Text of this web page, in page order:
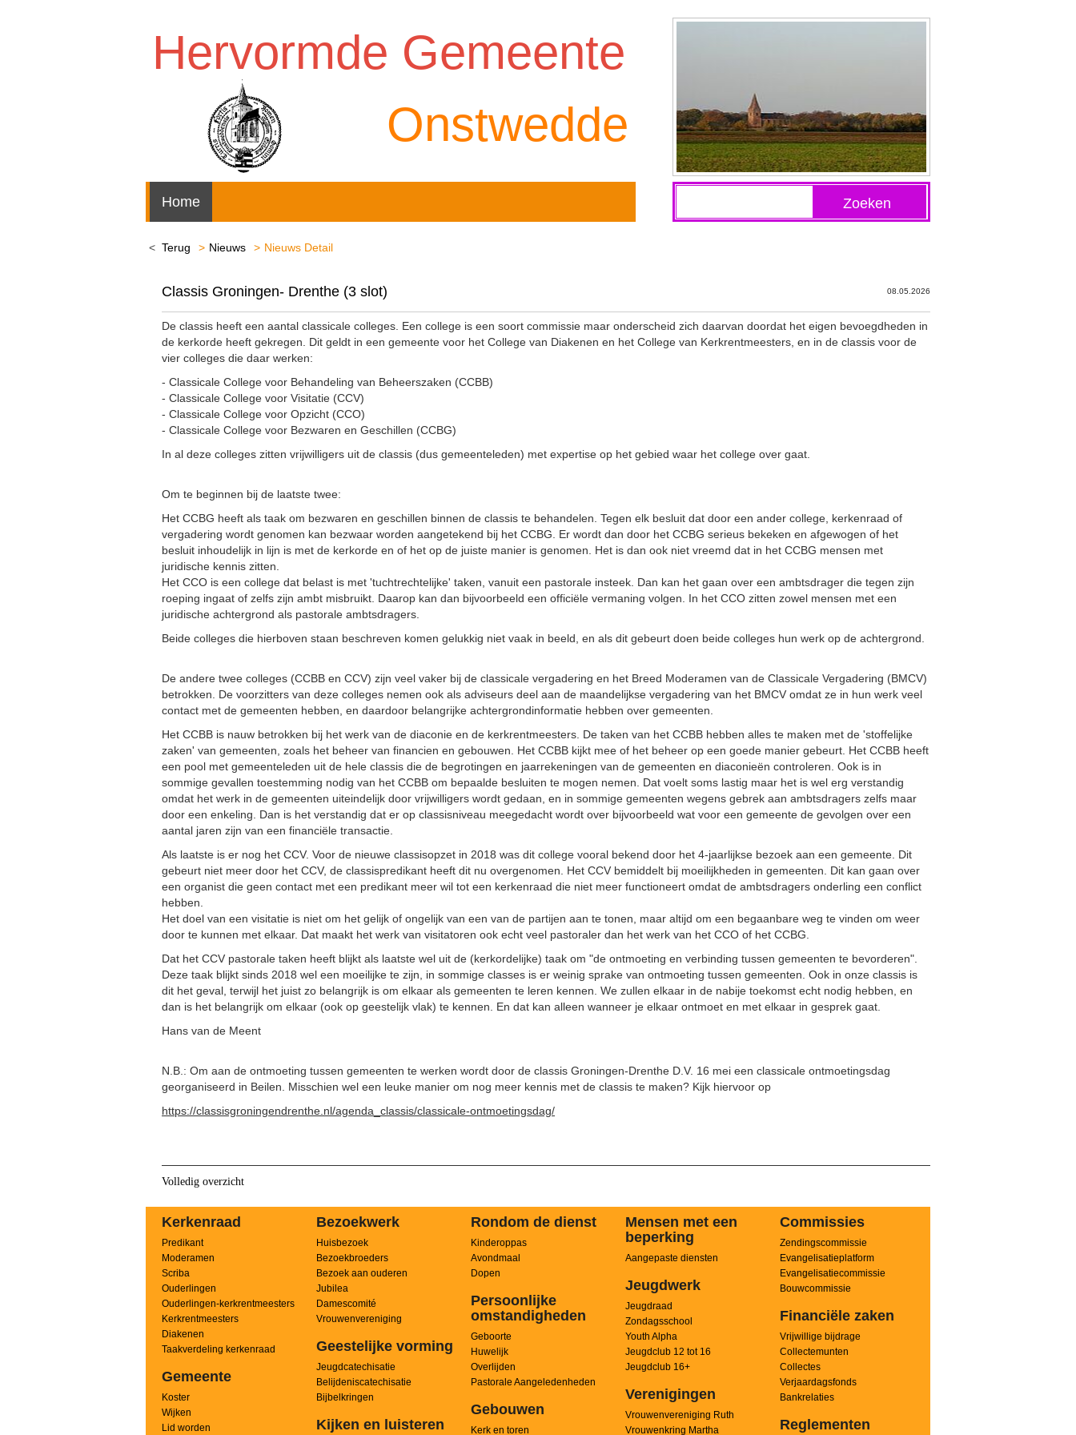
Hervormde Gemeente
Onstwedde
Zoeken
Home
Terug Nieuws Nieuws Detail
Classis Groningen- Drenthe (3 slot) 08.05.2026
De classis heeft een aantal classicale colleges. Een college is een soort commissie maar onderscheid zich daarvan doordat het eigen bevoegdheden in
de kerkorde heeft gekregen. Dit geldt in een gemeente voor het College van Diakenen en het College van Kerkrentmeesters, en in de classis voor de
vier colleges die daar werken:
- Classicale College voor Behandeling van Beheerszaken (CCBB)
- Classicale College voor Visitatie (CCV)
- Classicale College voor Opzicht (CCO)
- Classicale College voor Bezwaren en Geschillen (CCBG)
In al deze colleges zitten vrijwilligers uit de classis (dus gemeenteleden) met expertise op het gebied waar het college over gaat.
Om te beginnen bij de laatste twee:
Het CCBG heeft als taak om bezwaren en geschillen binnen de classis te behandelen. Tegen elk besluit dat door een ander college, kerkenraad of
vergadering wordt genomen kan bezwaar worden aangetekend bij het CCBG. Er wordt dan door het CCBG serieus bekeken en afgewogen of het
besluit inhoudelijk in lijn is met de kerkorde en of het op de juiste manier is genomen. Het is dan ook niet vreemd dat in het CCBG mensen met
juridische kennis zitten.
Het CCO is een college dat belast is met 'tuchtrechtelijke' taken, vanuit een pastorale insteek. Dan kan het gaan over een ambtsdrager die tegen zijn
roeping ingaat of zelfs zijn ambt misbruikt. Daarop kan dan bijvoorbeeld een officiële vermaning volgen. In het CCO zitten zowel mensen met een
juridische achtergrond als pastorale ambtsdragers.
Beide colleges die hierboven staan beschreven komen gelukkig niet vaak in beeld, en als dit gebeurt doen beide colleges hun werk op de achtergrond.
De andere twee colleges (CCBB en CCV) zijn veel vaker bij de classicale vergadering en het Breed Moderamen van de Classicale Vergadering (BMCV)
betrokken. De voorzitters van deze colleges nemen ook als adviseurs deel aan de maandelijkse vergadering van het BMCV omdat ze in hun werk veel
contact met de gemeenten hebben, en daardoor belangrijke achtergrondinformatie hebben over gemeenten.
Het CCBB is nauw betrokken bij het werk van de diaconie en de kerkrentmeesters. De taken van het CCBB hebben alles te maken met de 'stoffelijke
zaken' van gemeenten, zoals het beheer van financien en gebouwen. Het CCBB kijkt mee of het beheer op een goede manier gebeurt. Het CCBB heeft
een pool met gemeenteleden uit de hele classis die de begrotingen en jaarrekeningen van de gemeenten en diaconieën controleren. Ook is in
sommige gevallen toestemming nodig van het CCBB om bepaalde besluiten te mogen nemen. Dat voelt soms lastig maar het is wel erg verstandig
omdat het werk in de gemeenten uiteindelijk door vrijwilligers wordt gedaan, en in sommige gemeenten wegens gebrek aan ambtsdragers zelfs maar
door een enkeling. Dan is het verstandig dat er op classisniveau meegedacht wordt over bijvoorbeeld wat voor een gemeente de gevolgen over een
aantal jaren zijn van een financiële transactie.
Als laatste is er nog het CCV. Voor de nieuwe classisopzet in 2018 was dit college vooral bekend door het 4-jaarlijkse bezoek aan een gemeente. Dit
gebeurt niet meer door het CCV, de classispredikant heeft dit nu overgenomen. Het CCV bemiddelt bij moeilijkheden in gemeenten. Dit kan gaan over
een organist die geen contact met een predikant meer wil tot een kerkenraad die niet meer functioneert omdat de ambtsdragers onderling een conflict
hebben.
Het doel van een visitatie is niet om het gelijk of ongelijk van een van de partijen aan te tonen, maar altijd om een begaanbare weg te vinden om weer
door te kunnen met elkaar. Dat maakt het werk van visitatoren ook echt veel pastoraler dan het werk van het CCO of het CCBG.
Dat het CCV pastorale taken heeft blijkt als laatste wel uit de (kerkordelijke) taak om "de ontmoeting en verbinding tussen gemeenten te bevorderen".
Deze taak blijkt sinds 2018 wel een moeilijke te zijn, in sommige classes is er weinig sprake van ontmoeting tussen gemeenten. Ook in onze classis is
dit het geval, terwijl het juist zo belangrijk is om elkaar als gemeenten te leren kennen. We zullen elkaar in de nabije toekomst echt nodig hebben, en
dan is het belangrijk om elkaar (ook op geestelijk vlak) te kennen. En dat kan alleen wanneer je elkaar ontmoet en met elkaar in gesprek gaat.
Hans van de Meent
N.B.: Om aan de ontmoeting tussen gemeenten te werken wordt door de classis Groningen-Drenthe D.V. 16 mei een classicale ontmoetingsdag
georganiseerd in Beilen. Misschien wel een leuke manier om nog meer kennis met de classis te maken? Kijk hiervoor op
https://classisgroningendrenthe.nl/agenda_classis/classicale-ontmoetingsdag/
Volledig overzicht
Kerkenraad
Predikant
Moderamen
Scriba
Ouderlingen
Ouderlingen-kerkrentmeesters
Kerkrentmeesters
Diakenen
Taakverdeling kerkenraad
Gemeente
Koster
Wijken
Lid worden
Bezoekwerk
Huisbezoek
Bezoekbroeders
Bezoek aan ouderen
Jubilea
Damescomité
Vrouwenvereniging
Geestelijke vorming
Jeugdcatechisatie
Belijdeniscatechisatie
Bijbelkringen
Kijken en luisteren
Rondom de dienst
Kinderoppas
Avondmaal
Dopen
Persoonlijke
omstandigheden
Geboorte
Huwelijk
Overlijden
Pastorale Aangeledenheden
Gebouwen
Kerk en toren
Mensen met een
beperking
Aangepaste diensten
Jeugdwerk
Jeugdraad
Zondagsschool
Youth Alpha
Jeugdclub 12 tot 16
Jeugdclub 16+
Verenigingen
Vrouwenvereniging Ruth
Vrouwenkring Martha
Commissies
Zendingscommissie
Evangelisatieplatform
Evangelisatiecommissie
Bouwcommissie
Financiële zaken
Vrijwillige bijdrage
Collectemunten
Collectes
Verjaardagsfonds
Bankrelaties
Reglementen